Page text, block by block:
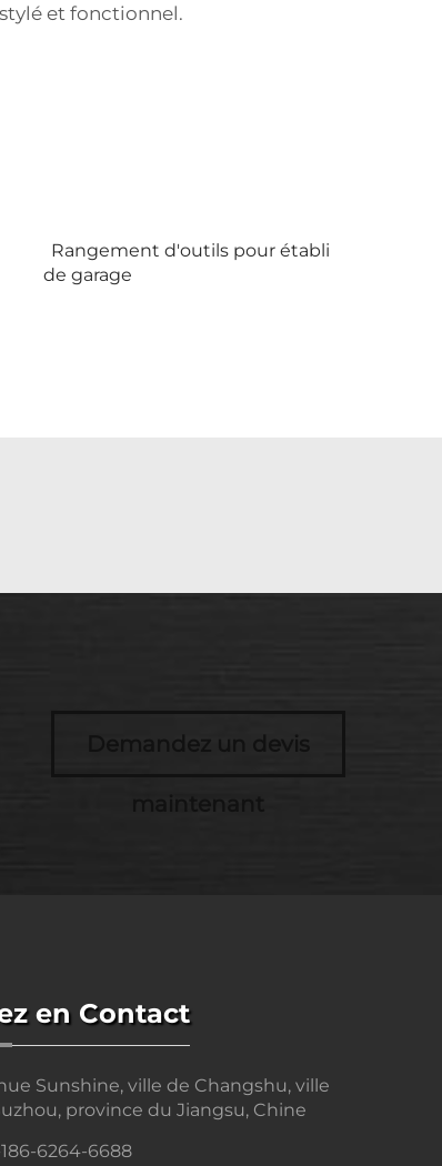
et fonctionnel.
Rangement d'outils pour établi
de garage
Demandez un devis
en Contact
Sunshine, ville de Changshu, ville
province du Jiangsu, Chine
6264-6688